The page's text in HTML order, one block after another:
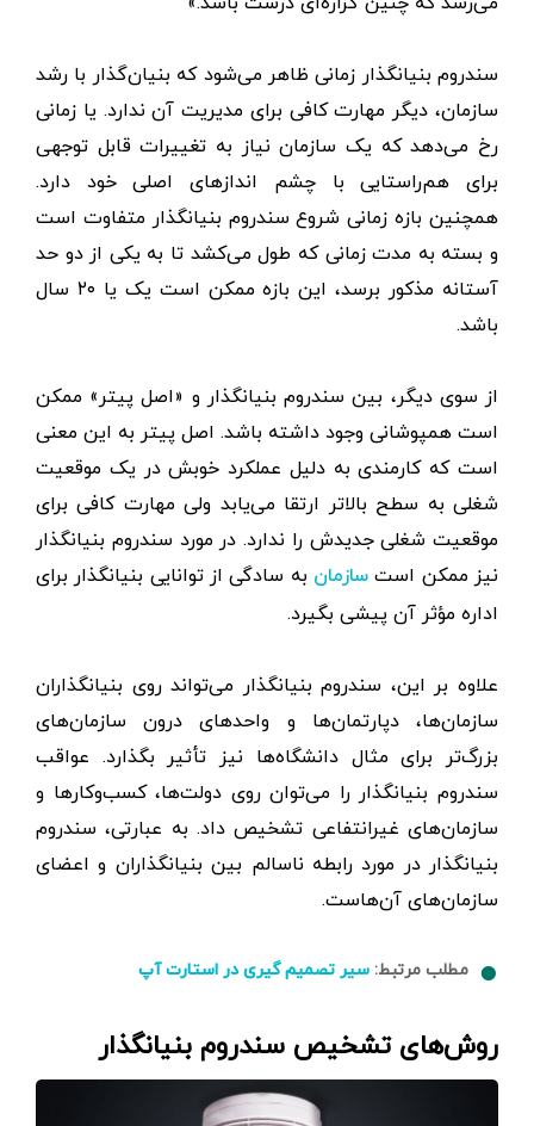
سندروم بنیانگذار زمانی ظاهر می‌شود که بنیان‌گذار با رشد
سازمان، دیگر مهارت کافی برای مدیریت آن ندارد. یا زمانی
رخ می‌دهد که یک سازمان نیاز به تغییرات قابل توجهی
برای هم‌راستایی با چشم اندازهای اصلی خود دارد.
همچنین بازه زمانی شروع سندروم بنیانگذار متفاوت است
و بسته به مدت زمانی که طول می‌کشد تا به یکی از دو حد
آستانه مذکور برسد، این بازه ممکن است یک یا ۲۰ سال
باشد.
از سوی دیگر، بین سندروم بنیانگذار و «اصل پیتر» ممکن
است همپوشانی وجود داشته باشد. اصل پیتر به این معنی
است که کارمندی به دلیل عملکرد خوبش در یک موقعیت
شغلی به سطح بالاتر ارتقا می‌یابد ولی مهارت کافی برای
موقعیت شغلی جدیدش را ندارد. در مورد سندروم بنیانگذار
نیز ممکن است سازمان به سادگی از توانایی بنیانگذار برای
اداره مؤثر آن پیشی بگیرد.
علاوه بر این، سندروم بنیانگذار می‌تواند روی بنیانگذاران
سازمان‌ها، دپارتمان‌ها و واحدهای درون سازمان‌های
بزرگ‌تر برای مثال دانشگاه‌ها نیز تأثیر بگذارد. عواقب
سندروم بنیانگذار را می‌توان روی دولت‌ها، کسب‌وکارها و
سازمان‌های غیرانتفاعی تشخیص داد. به عبارتی، سندروم
بنیانگذار در مورد رابطه ناسالم بین بنیانگذاران و اعضای
سازمان‌های آن‌هاست.
مطلب مرتبط: سیر تصمیم گیری در استارت آپ
روش‌های تشخیص سندروم بنیانگذار